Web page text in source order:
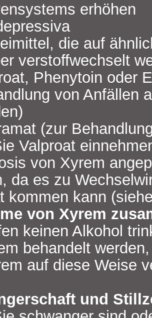
erhöhen
die auf
verstoffwechselt
Phenytoin oder
von Anfällen
(zur
Valproat
von Xyrem
da es zu
kommen kann
von Xyrem
keinen Alkohol
behandelt
auf diese Weise
und